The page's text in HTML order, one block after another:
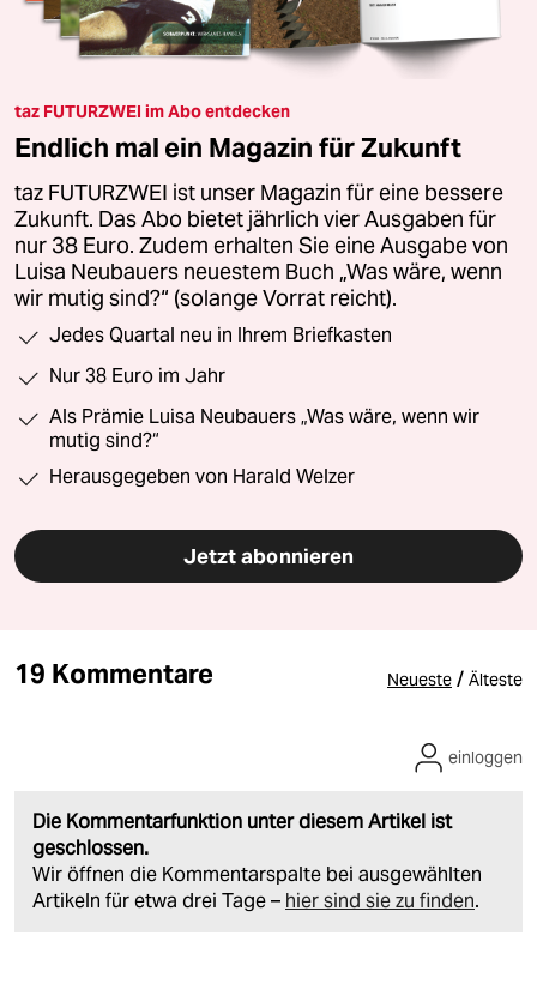
taz FUTURZWEI im Abo entdecken
Endlich mal ein Magazin für Zukunft
taz FUTURZWEI ist unser Magazin für eine bessere
Zukunft. Das Abo bietet jährlich vier Ausgaben für
nur 38 Euro. Zudem erhalten Sie eine Ausgabe von
Luisa Neubauers neuestem Buch „Was wäre, wenn
wir mutig sind?“ (solange Vorrat reicht).
Jedes Quartal neu in Ihrem Briefkasten
Nur 38 Euro im Jahr
Als Prämie Luisa Neubauers „Was wäre, wenn wir
mutig sind?“
Herausgegeben von Harald Welzer
Jetzt abonnieren
19 Kommentare Neueste / Älteste
Die Kommentarfunktion unter diesem Artikel ist
geschlossen.
Wir öffnen die Kommentarspalte bei ausgewählten
Artikeln für etwa drei Tage – hier sind sie zu finden.
einloggen